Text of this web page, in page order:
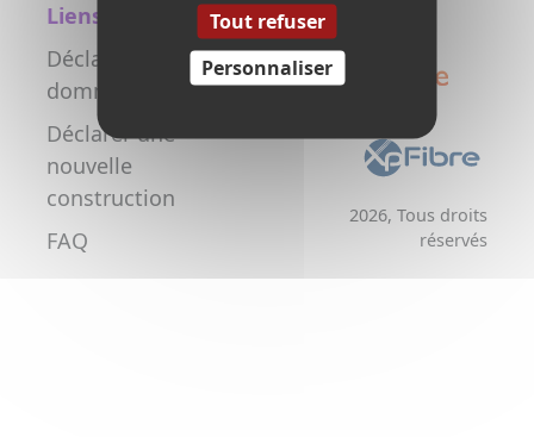
Liens utiles
Déclarer un
dommage réseau
Déclarer une
nouvelle
construction
FAQ
2026, Tous droits
réservés
Tout refuser
Personnaliser